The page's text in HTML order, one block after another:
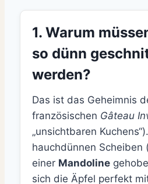
1. Warum
so dünn
werden?
Das ist das Geheimnis
französischen Gâteau
„unsichtbaren
hauchdünnen Scheiben
einer Mandoline
sich die Äpfel perfekt